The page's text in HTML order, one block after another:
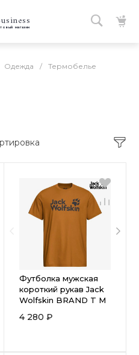
магазин
Одежда / Термобелье
Футболка мужская
короткий рукав Jack
Wolfskin BRAND T M
4 280 ₽